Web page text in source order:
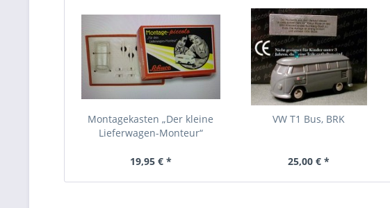
Montagekasten „Der kleine
Lieferwagen-Monteur“
19,95 € *
VW T1 Bus, BRK
25,00 € *